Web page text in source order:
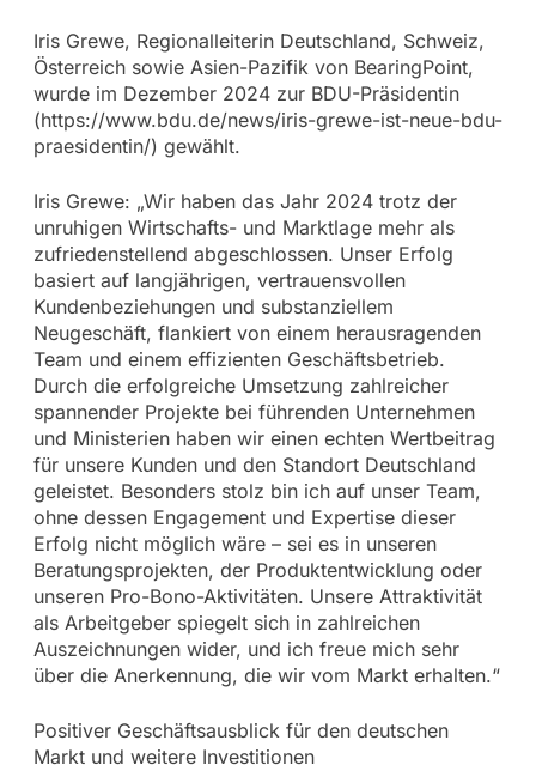
Iris Grewe, Regionalleiterin Deutschland, Schweiz,
Österreich sowie Asien-Pazifik von BearingPoint,
wurde im Dezember 2024 zur BDU-Präsidentin
(https://www.bdu.de/news/iris-grewe-ist-neue-bdu-
praesidentin/) gewählt.
Iris Grewe: „Wir haben das Jahr 2024 trotz der
unruhigen Wirtschafts- und Marktlage mehr als
zufriedenstellend abgeschlossen. Unser Erfolg
basiert auf langjährigen, vertrauensvollen
Kundenbeziehungen und substanziellem
Neugeschäft, flankiert von einem herausragenden
Team und einem effizienten Geschäftsbetrieb.
Durch die erfolgreiche Umsetzung zahlreicher
spannender Projekte bei führenden Unternehmen
und Ministerien haben wir einen echten Wertbeitrag
für unsere Kunden und den Standort Deutschland
geleistet. Besonders stolz bin ich auf unser Team,
ohne dessen Engagement und Expertise dieser
Erfolg nicht möglich wäre – sei es in unseren
Beratungsprojekten, der Produktentwicklung oder
unseren Pro-Bono-Aktivitäten. Unsere Attraktivität
als Arbeitgeber spiegelt sich in zahlreichen
Auszeichnungen wider, und ich freue mich sehr
über die Anerkennung, die wir vom Markt erhalten.“
Positiver Geschäftsausblick für den deutschen
Markt und weitere Investitionen